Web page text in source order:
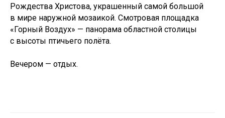
Рождества Христова, украшенный самой большой
в мире наружной мозаикой. Смотровая площадка
«Горный Воздух» — панорама областной столицы
с высоты птичьего полёта.
Вечером — отдых.